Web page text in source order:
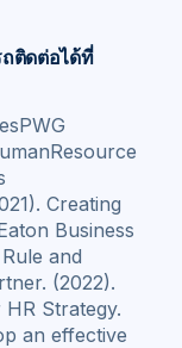
ถติดต่อได้ที่
Creating
Business
and
(2022).
Strategy.
an effective